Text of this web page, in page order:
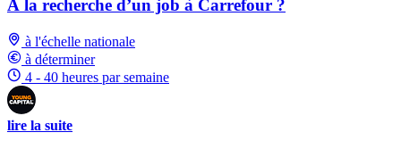
À la recherche d’un job à Carrefour ?
à l'échelle nationale
à déterminer
4 - 40 heures par semaine
lire la suite